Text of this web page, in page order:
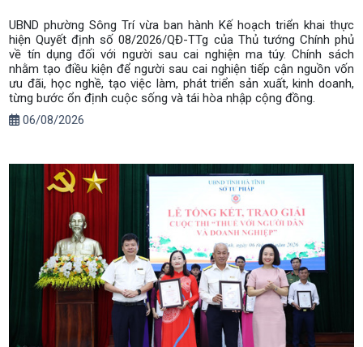
UBND phường Sông Trí vừa ban hành Kế hoạch triển khai thực
hiện Quyết định số 08/2026/QĐ-TTg của Thủ tướng Chính phủ
về tín dụng đối với người sau cai nghiện ma túy. Chính sách
nhằm tạo điều kiện để người sau cai nghiện tiếp cận nguồn vốn
ưu đãi, học nghề, tạo việc làm, phát triển sản xuất, kinh doanh,
từng bước ổn định cuộc sống và tái hòa nhập cộng đồng.
06/08/2026